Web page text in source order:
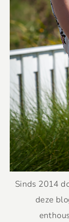
Sinds 2014
deze